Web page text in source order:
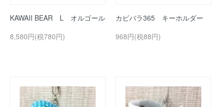
KAWAII BEAR L オルゴール
8,580円(税780円)
カピバラ365 キーホルダー
968円(税88円)